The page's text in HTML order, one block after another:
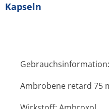
Kapseln
Ambrobene retard 75